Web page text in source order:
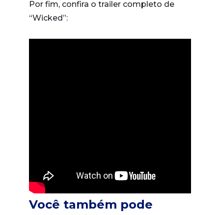
Por fim, confira o trailer completo de
“Wicked”:
Você também pode